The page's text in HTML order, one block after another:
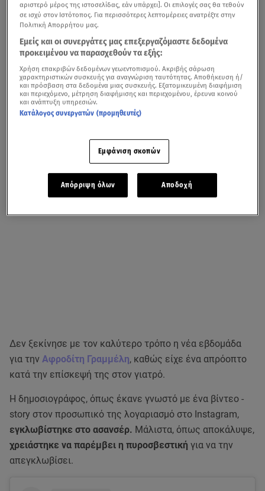
Δεν ξεκίνησε με τον καλύτερο τρόπο η νέα εβδομάδα
για την Αφροδίτη Γραμμέλη, καθώς είχε ένα απρόοπτο
κατά την επίσκεψή της στον γιατρό.
Η δημοσιογράφος, όπως έκανε γνωστό με ένα βίντεο -
story στον προσωπικό της λογαριασμό στο Instagram,
εγκλωβίστηκε στο ασανσέρ. Μάλιστα, όπως αποκάλυψε,
χρειάστηκε να παρέμβει η πυροσβεστική για να την
απεγκλωβίσει.
αριστερό μέρος της ιστοσελίδας, εάν υπάρχει]. Οι επιλογές σας θα τεθούν
σε ισχύ στον Ιστότοπος. Για περισσότερες λεπτομέρειες ανατρέξτε στην
Πολιτική Απορρήτου μας.
Εμείς και οι συνεργάτες μας επεξεργαζόμαστε δεδομένα
προκειμένου να παρασχεθούν τα εξής:
Χρήση επακριβών δεδομένων γεωεντοπισμού. Ακριβής σάρωση
χαρακτηριστικών συσκευής για αναγνώριση ταυτότητας. Αποθήκευση ή/
και πρόσβαση στα δεδομένα μιας συσκευής. Εξατομικευμένη διαφήμιση
και περιεχόμενο, μέτρηση διαφήμισης και περιεχομένου, έρευνα κοινού
και ανάπτυξη υπηρεσιών.
Κατάλογος συνεργατών (προμηθευτές)
Εμφάνιση σκοπών
Απόρριψη όλων Αποδοχή